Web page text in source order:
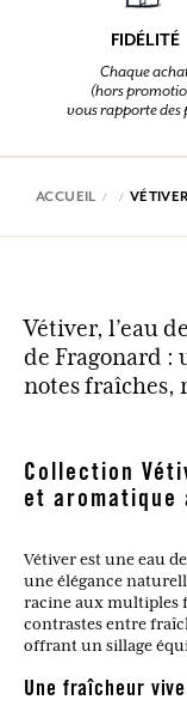
FIDÉLITÉ
Chaque
(hors
vous rapporte des
ACCUEIL VÉTIVER
Vétiver, l’eau
de Fragonard :
notes fraîches,
Collection
et aromatique
Vétiver est une eau
une élégance
racine aux multiples
contrastes entre
offrant un sillage
Une fraîcheur